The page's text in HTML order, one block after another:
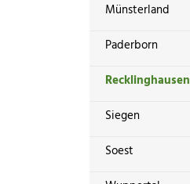
Münsterland
Paderborn
Recklinghausen
Siegen
Soest